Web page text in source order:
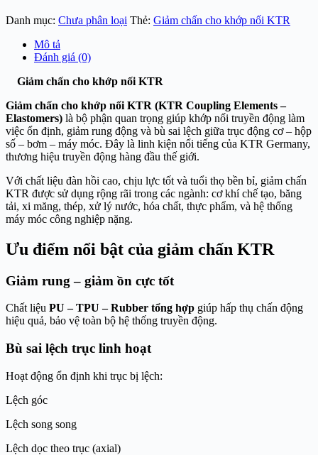
Danh mục: Chưa phân loại Thẻ: Giảm chấn cho khớp nối KTR
Mô tả
Đánh giá (0)
Giảm chấn cho khớp nối KTR
Giảm chấn cho khớp nối KTR (KTR Coupling Elements –
Elastomers) là bộ phận quan trọng giúp khớp nối truyền động làm
việc ổn định, giảm rung động và bù sai lệch giữa trục động cơ – hộp
số – bơm – máy móc. Đây là linh kiện nổi tiếng của KTR Germany,
thương hiệu truyền động hàng đầu thế giới.
Với chất liệu đàn hồi cao, chịu lực tốt và tuổi thọ bền bỉ, giảm chấn
KTR được sử dụng rộng rãi trong các ngành: cơ khí chế tạo, băng
tải, xi măng, thép, xử lý nước, hóa chất, thực phẩm, và hệ thống
máy móc công nghiệp nặng.
Ưu điểm nổi bật của giảm chấn KTR
Giảm rung – giảm ồn cực tốt
Chất liệu PU – TPU – Rubber tổng hợp giúp hấp thụ chấn động
hiệu quả, bảo vệ toàn bộ hệ thống truyền động.
Bù sai lệch trục linh hoạt
Hoạt động ổn định khi trục bị lệch:
Lệch góc
Lệch song song
Lệch dọc theo trục (axial)